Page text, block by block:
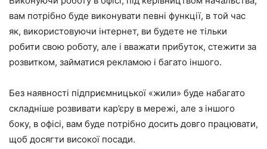
вам потрібно буде виконувати певні функції, в той час
як, використовуючи інтернет, ви будете не тільки
робити свою роботу, але і вважати прибуток, стежити за
розвитком, займатися рекламою і багато іншого.
Без наявності підприємницької «жили» буде набагато
складніше розвивати кар’єру в мережі, але з іншого
боку, в офісі, вам буде потрібно досить довго працювати,
щоб досягти високої посади.